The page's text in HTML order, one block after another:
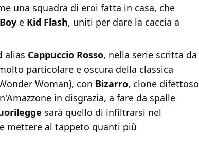
una squadra di eroi fatta in casa, che
e Kid Flash, uniti per dare la caccia a
alias Cappuccio Rosso, nella serie scritta da
particolare e oscura della classica
Woman), con Bizarro, clone difettoso
in disgrazia, a fare da spalle
sarà quello di infiltrarsi nel
e mettere al tappeto quanti più